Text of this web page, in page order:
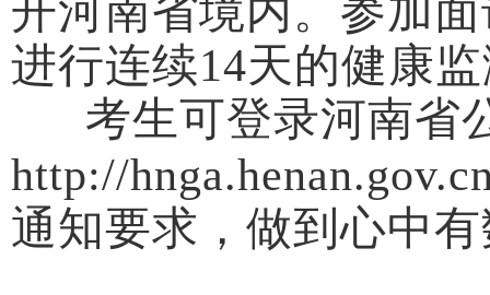
开河南省境内。参加
进行连续14天的健康
考生可登录河南省
http://
通知要求，做到心中